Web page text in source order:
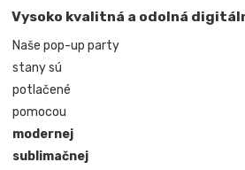
Vysoko kvalitná a odolná
Naše pop-up party
stany sú
potlačené
pomocou
modernej
sublimačnej